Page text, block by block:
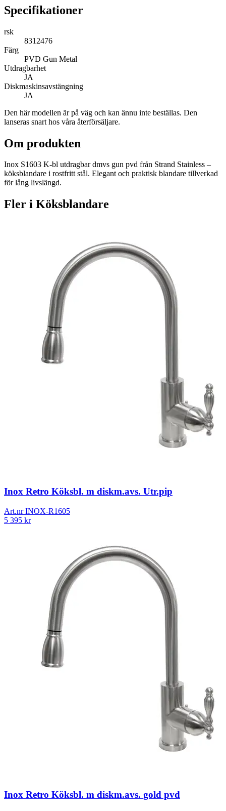
Specifikationer
rsk
8312476
Färg
PVD Gun Metal
Utdragbarhet
JA
Diskmaskinsavstängning
JA
Den här modellen är på väg och kan ännu inte beställas. Den
lanseras snart hos våra återförsäljare.
Om produkten
Inox S1603 K-bl utdragbar dmvs gun pvd från Strand Stainless –
köksblandare i rostfritt stål. Elegant och praktisk blandare tillverkad
för lång livslängd.
Fler i Köksblandare
Inox Retro Köksbl. m diskm.avs. Utr.pip
Art.nrINOX-R1605
5 395 kr
Inox Retro Köksbl. m diskm.avs. gold pvd